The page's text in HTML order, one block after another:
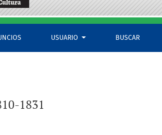
USUARIO BUSCAR
1831